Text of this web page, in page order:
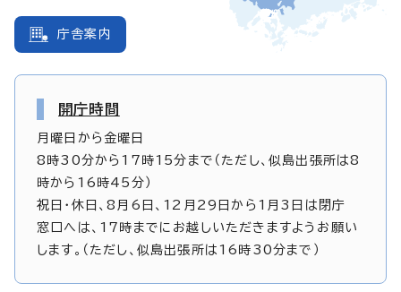
庁舎案内
開庁時間
月曜日から金曜日
8時30分から17時15分まで（ただし、似島出張所は8
時から16時45分）
祝日・休日、8月6日、12月29日から1月3日は閉庁
窓口へは、17時までにお越しいただきますようお願い
します。（ただし、似島出張所は16時30分まで）